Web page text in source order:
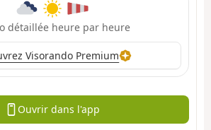
détaillée heure par heure
Visorando Premium
Ouvrir dans l'app